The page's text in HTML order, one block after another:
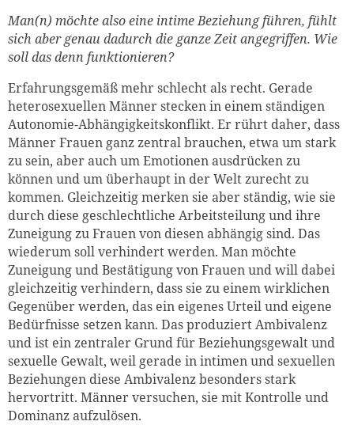
Man(n) möchte also eine intime Beziehung führen, fühlt
sich aber genau dadurch die ganze Zeit angegriffen. Wie
soll das denn funktionieren?
Erfahrungsgemäß mehr schlecht als recht. Gerade
heterosexuellen Männer stecken in einem ständigen
Autonomie-Abhängigkeitskonflikt. Er rührt daher, dass
Männer Frauen ganz zentral brauchen, etwa um stark
zu sein, aber auch um Emotionen ausdrücken zu
können und um überhaupt in der Welt zurecht zu
kommen. Gleichzeitig merken sie aber ständig, wie sie
durch diese geschlechtliche Arbeitsteilung und ihre
Zuneigung zu Frauen von diesen abhängig sind. Das
wiederum soll verhindert werden. Man möchte
Zuneigung und Bestätigung von Frauen und will dabei
gleichzeitig verhindern, dass sie zu einem wirklichen
Gegenüber werden, das ein eigenes Urteil und eigene
Bedürfnisse setzen kann. Das produziert Ambivalenz
und ist ein zentraler Grund für Beziehungsgewalt und
sexuelle Gewalt, weil gerade in intimen und sexuellen
Beziehungen diese Ambivalenz besonders stark
hervortritt. Männer versuchen, sie mit Kontrolle und
Dominanz aufzulösen.